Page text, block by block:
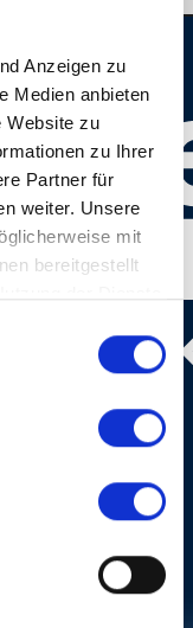
Anzeigen zu
Medien anbieten
Website zu
zu Ihrer
Partner für
weiter. Unsere
mit
bereitgestellt